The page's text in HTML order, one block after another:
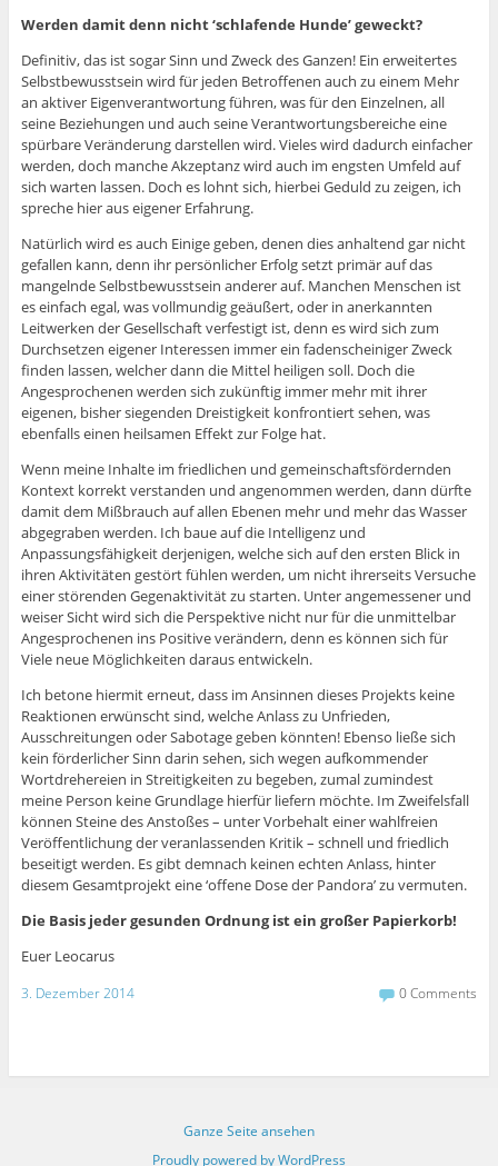
Werden damit denn nicht ‘schlafende Hunde’ geweckt?
Definitiv, das ist sogar Sinn und Zweck des Ganzen! Ein erweitertes
Selbstbewusstsein wird für jeden Betroffenen auch zu einem Mehr
an aktiver Eigenverantwortung führen, was für den Einzelnen, all
seine Beziehungen und auch seine Verantwortungsbereiche eine
spürbare Veränderung darstellen wird. Vieles wird dadurch einfacher
werden, doch manche Akzeptanz wird auch im engsten Umfeld auf
sich warten lassen. Doch es lohnt sich, hierbei Geduld zu zeigen, ich
spreche hier aus eigener Erfahrung.
Natürlich wird es auch Einige geben, denen dies anhaltend gar nicht
gefallen kann, denn ihr persönlicher Erfolg setzt primär auf das
mangelnde Selbstbewusstsein anderer auf. Manchen Menschen ist
es einfach egal, was vollmundig geäußert, oder in anerkannten
Leitwerken der Gesellschaft verfestigt ist, denn es wird sich zum
Durchsetzen eigener Interessen immer ein fadenscheiniger Zweck
finden lassen, welcher dann die Mittel heiligen soll. Doch die
Angesprochenen werden sich zukünftig immer mehr mit ihrer
eigenen, bisher siegenden Dreistigkeit konfrontiert sehen, was
ebenfalls einen heilsamen Effekt zur Folge hat.
Wenn meine Inhalte im friedlichen und gemeinschaftsfördernden
Kontext korrekt verstanden und angenommen werden, dann dürfte
damit dem Mißbrauch auf allen Ebenen mehr und mehr das Wasser
abgegraben werden. Ich baue auf die Intelligenz und
Anpassungsfähigkeit derjenigen, welche sich auf den ersten Blick in
ihren Aktivitäten gestört fühlen werden, um nicht ihrerseits Versuche
einer störenden Gegenaktivität zu starten. Unter angemessener und
weiser Sicht wird sich die Perspektive nicht nur für die unmittelbar
Angesprochenen ins Positive verändern, denn es können sich für
Viele neue Möglichkeiten daraus entwickeln.
Ich betone hiermit erneut, dass im Ansinnen dieses Projekts keine
Reaktionen erwünscht sind, welche Anlass zu Unfrieden,
Ausschreitungen oder Sabotage geben könnten! Ebenso ließe sich
kein förderlicher Sinn darin sehen, sich wegen aufkommender
Wortdrehereien in Streitigkeiten zu begeben, zumal zumindest
meine Person keine Grundlage hierfür liefern möchte. Im Zweifelsfall
können Steine des Anstoßes – unter Vorbehalt einer wahlfreien
Veröffentlichung der veranlassenden Kritik – schnell und friedlich
beseitigt werden. Es gibt demnach keinen echten Anlass, hinter
diesem Gesamtprojekt eine ‘offene Dose der Pandora’ zu vermuten.
Die Basis jeder gesunden Ordnung ist ein großer Papierkorb!
Euer Leocarus
3. Dezember 2014 0 Comments
Ganze Seite ansehen
Proudly powered by WordPress